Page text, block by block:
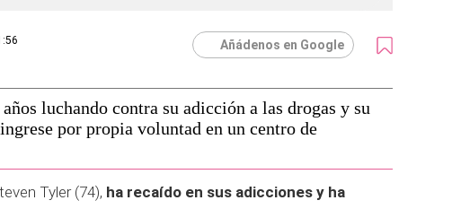
Añádenos en Google
luchando contra su adicción a las drogas y su
por propia voluntad en un centro de
Tyler (74), ha recaído en sus adicciones y ha